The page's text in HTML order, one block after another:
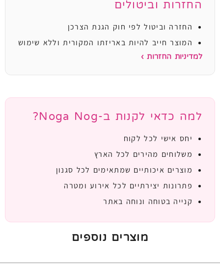
החזרות וביטולים
החזרה וביטול לפי חוק הגנת הצרכן
המוצר חייב להיות באריזתו המקורית וללא שימוש
למדיניות החזרות ›
למה כדאי לקנות ב-Noga Nog?
יחס אישי לכל לקוח
משלוחים מהירים לכל הארץ
מוצרים איכותיים שמתאימים לכל סגנון
פתרונות יצירתיים לכל אירוע ומטרה
קנייה בטוחה ונוחה באתר
מוצרים נוספים